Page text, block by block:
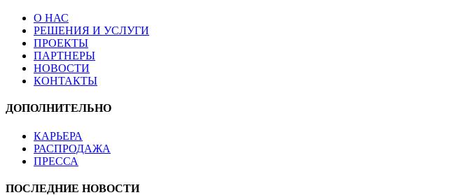
О НАС
РЕШЕНИЯ И УСЛУГИ
ПРОЕКТЫ
ПАРТНЕРЫ
НОВОСТИ
КОНТАКТЫ
ДОПОЛНИТЕЛЬНО
КАРЬЕРА
РАСПРОДАЖА
ПРЕССА
ПОСЛЕДНИЕ НОВОСТИ